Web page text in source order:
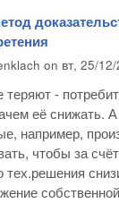
on вт, 25/
теряют -
её снижать.
например,
чтобы за
тех.решения